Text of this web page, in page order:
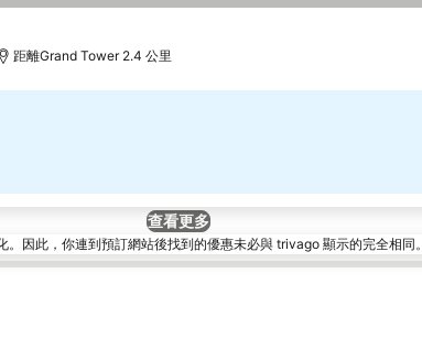
距離Grand Tower 2.4 公里
查看更多
因此，你連到預訂網站後找到的優惠未必與 trivago 顯示的完全相同。